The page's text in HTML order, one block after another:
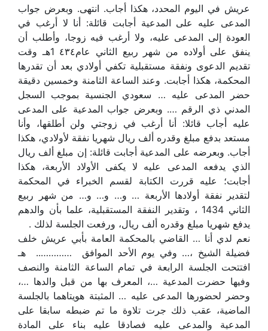
عريش في اليوم المحدد، هكذا أجاب. انتهى. وبعرض جواب
المدعى عليه على المدعية أجابت قائلة: أنا لا أرغب في
العودة إلى المدعى عليه، ولا أرغب فيه زوجا، وأطلب أن
ينفق على أولاده من شهر ربيع الثاني عام٤٣٤ 1هـ وقت
تقديم الدعوى ونفقة مستقبلية تكفي أولادي بعد أن تقدرها
المحكمة، هكذا أجابت. وعند الساعة الثامنة وخمسين دقيقة
حضر المدعى عليه … سعودي الجنسية بموجب السجل
المدني ذي الرقم …. وبعرض جواب المدعية على المدعى
عليه أجاب قائلا: أنا أرغب في زوجتي ولن أطلقها، وأنا
مستعد بدفع مبلغ وقدره ألف ريال شهريا نفقة لأولادي، هكذا
أجاب. وبعرضه على المدعية أجابت قائلة: إن مبلغ ألف ريال
الذي يدفعه المدعى عليه لا يكفى الأولاد الأربعة، هكذا
أجابت؛ عليه قررت الكتابة لقسم الخبراء في المحكمة
لتقدير نفقة أولادها الأربعة … و… و… و… من شهر ربيع
الثاني 1434 ، وتقدير النفقة المستقبلية، علما بأن والدهم
يدفع شهريا مبلغ وقدره ألف ريال، ورفعت الجلسة لذلك .
نعم لدي أنا … القاضي بالمحكمة العامة بأبي عريش خلف
فضيلة الشيخ ،… وفي يوم الأحد الموافق ………….. هـ
افتتحت الجلسة الرابعة في تمام الساعة الثامنة والنصف
وفيها حضرت المدعية …، المعرف بها من قبل والدها …،
وحضر لحضورها المدعى عليه … المثبتة هويتاهما بالجلسة
الماضية، عقب ذلك جرت تلاوة ما تم ضبطه سابقا على
المدعية والمدعى عليه فصادقا عليه بناء على المادة